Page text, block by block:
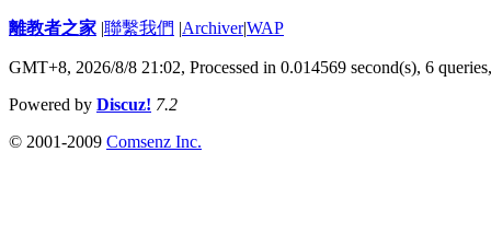
離教者之家 |聯繫我們 |Archiver|WAP
GMT+8, 2026/8/8 21:02, Processed in 0.014569 second(s), 6
Powered by Discuz! 7.2
© 2001-2009 Comsenz Inc.